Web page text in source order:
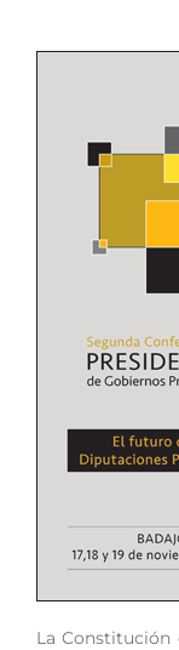
La Constitución